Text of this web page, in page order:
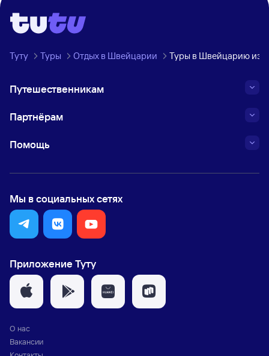
Туту Туры Отдых в Швейцарии Туры в Швейцарию из
Путешественникам
Партнёрам
Помощь
Мы в социальных сетях
Приложение Туту
О нас
Вакансии